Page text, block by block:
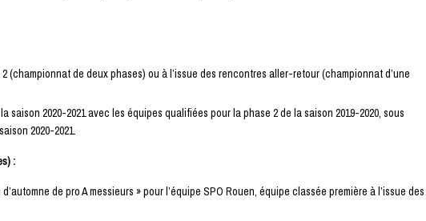
(championnat de deux phases) ou à l’issue des rencontres aller-retour (championnat d’une
saison 2020-2021 avec les équipes qualifiées pour la phase 2 de la saison 2019-2020, sous
2020-2021.
:
de pro A messieurs » pour l’équipe SPO Rouen, équipe classée première à l’issue des